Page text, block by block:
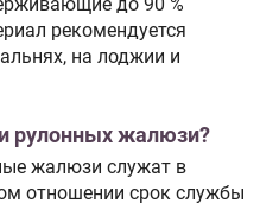
рекомендуется
на лоджии и
рулонных жалюзи?
жалюзи служат в
отношении срок службы